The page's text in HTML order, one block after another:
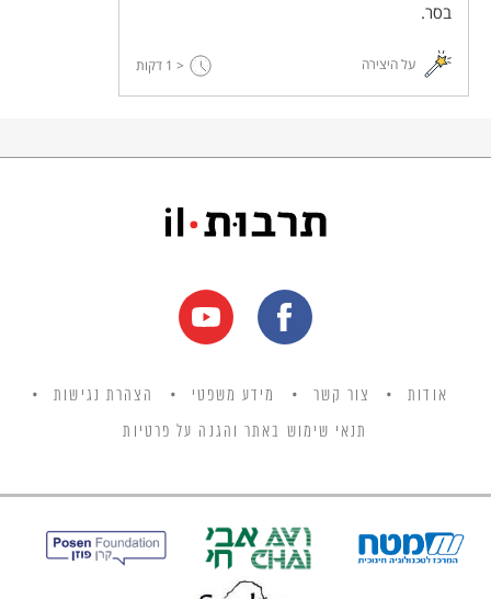
בסר.
על היצירה < 1 דקות
אודות צור קשר מידע משפטי הצהרת נגישות
תנאי שימוש באתר והגנה על פרטיות